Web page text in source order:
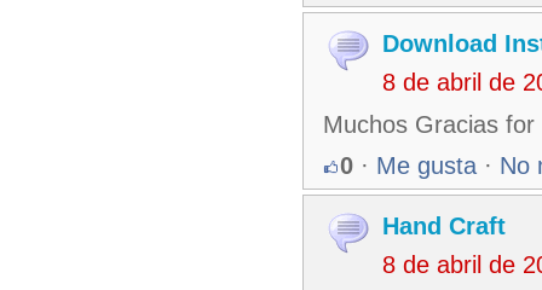
Download
8 de abril de
Muchos Gracias
0 · Me gusta · No
Hand Craft
8 de abril de